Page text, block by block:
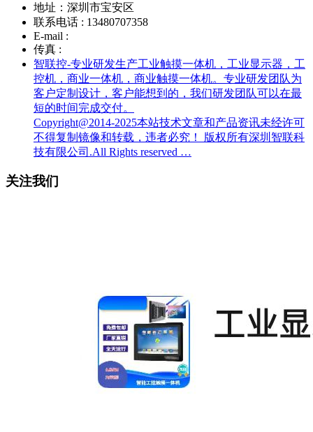
地址：深圳市宝安区
联系电话 : 13480707358
E-mail :
传真 :
智联控-专业研发生产工业触摸一体机，工业显示器，工
控机，商业一体机，商业触摸一体机。专业研发团队为
客户定制设计，客户能想到的，我们研发团队可以在最
短的时间完成交付。
Copyright@2014-2025本站技术文章和产品资讯未经许可
不得复制镜像和转载，违者必究！ 版权所有深圳智联科
技有限公司.All Rights reserved …
关注我们